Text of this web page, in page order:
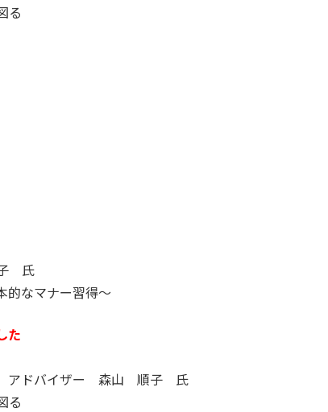
る
氏
なマナー習得～
た
アドバイザー 森山 順子 氏
る